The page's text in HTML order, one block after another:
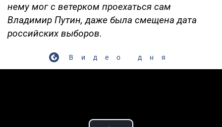
нему мог с ветерком проехаться сам
Владимир Путин, даже была смещена дата
российских выборов.
Видео дня